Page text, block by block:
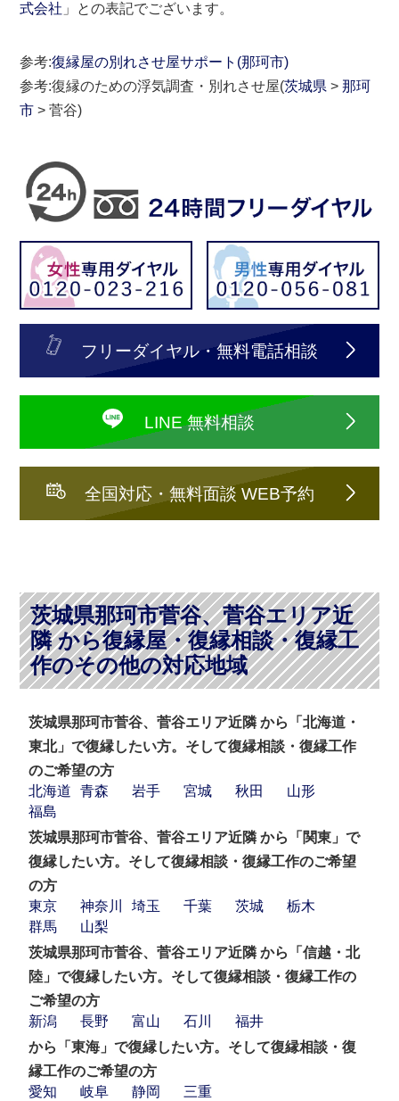
式会社 」との表記でございます。
参考:復縁屋の別れさせ屋サポート(那珂市)
参考:復縁のための浮気調査・別れさせ屋(茨城県 >那珂
市 > 菅谷)
フリーダイヤル・無料電話相談
LINE 無料相談
全国対応・無料面談 WEB予約
茨城県那珂市菅谷、菅谷エリア近
隣 から復縁屋・復縁相談・復縁工
作のその他の対応地域
茨城県那珂市菅谷、菅谷エリア近隣 から「北海道・
東北」で復縁したい方。そして復縁相談・復縁工作
のご希望の方
北海道
青森 岩手 宮城 秋田
山形
福島
茨城県那珂市菅谷、菅谷エリア近隣 から「関東」で
復縁したい方。そして復縁相談・復縁工作のご希望
の方
東京
神奈川 埼玉 千葉 茨城
栃木
群馬
山梨
茨城県那珂市菅谷、菅谷エリア近隣 から「信越・北
陸」で復縁したい方。そして復縁相談・復縁工作の
ご希望の方
新潟
長野 富山 石川
福井
から「東海」で復縁したい方。そして復縁相談・復
縁工作のご希望の方
愛知
岐阜 静岡
三重